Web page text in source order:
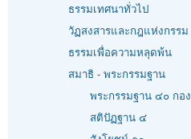
ธรรมเทศนาทั่วไป
วัฏสงสารและกฎแห่งกรรม
ธรรมเพื่อความหลุดพ้น
สมาธิ - พระกรรมฐาน
พระกรรมฐาน ๔๐ กอง
สติปัฏฐาน ๔